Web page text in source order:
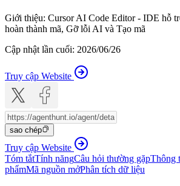
Giới thiệu: Cursor AI Code Editor - IDE hỗ
hoàn thành mã, Gỡ lỗi AI và Tạo mã
Cập nhật lần cuối: 2026/06/26
Truy cập Website
sao chép
Truy cập Website
Tóm tắtTính năngCâu hỏi thường gặpThông
phẩmMã nguồn mởPhân tích dữ liệu